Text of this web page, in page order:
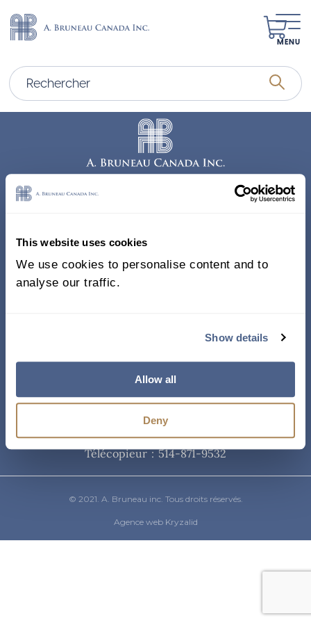
This website uses cookies
We use cookies to personalise content and to
analyse our traffic.
Show details
Allow all
Deny
MENU
338, Rue Saint-Antoine E.
Bureau 011, Montréal QC
H2Y 1A3 Canada
Téléphone
514-871-9821/ 1-800-361-8487
Télécopieur : 514-871-9532
© 2021. A. Bruneau inc. Tous droits réservés.
Agence web Kryzalid